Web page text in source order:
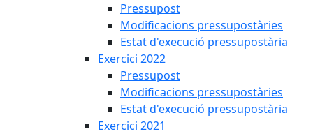
Pressupost
Modificacions pressupostàries
Estat d'execució pressupostària
Exercici 2022
Pressupost
Modificacions pressupostàries
Estat d'execució pressupostària
Exercici 2021